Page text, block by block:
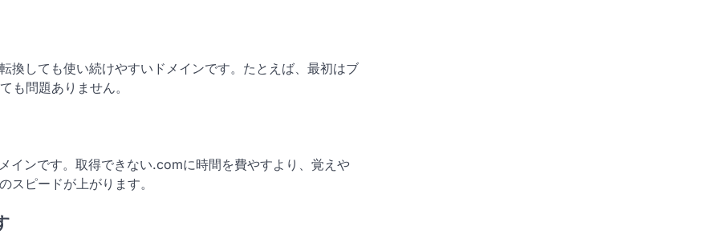
換しても使い続けやすいドメインです。たとえば、最初はブ
問題ありません。
インです。取得できない.comに時間を費やすより、覚えや
スピードが上がります。